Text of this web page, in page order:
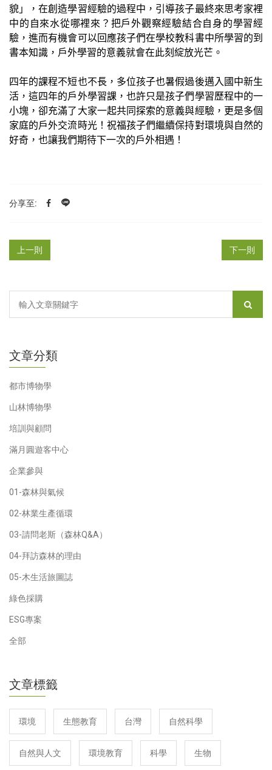
貌」，在創造學習經驗的過程中，引導孩子最終來思考家裡
中的自來水從哪裡來？把戶外觀察經驗結合自身的學習經
驗，進而有機會可以回應孩子們在學校教科書中所學習的到
書本知識，戶外學習的意義就會在此刻綻放光芒。
四年的課程不短也不長，多位孩子也暑假過後邁入國中新生
活，這四年的戶外學習課，也許只是孩子們學習歷程中的一
小塊，卻充滿了大家一起共同探索的意義與經驗，更是多個
家庭的戶外交流時光！祝福孩子們繼續保持對環境與自然的
好奇，也讓我們期待下一次的戶外相遇！
分享至:
上一則 下一則
文章分類
都市博物學
山林博物學
培訓與顧問
滿月圓遊客中心
企業參與
01-森林與氣候
02-林業生產循環
03-請問老斯（森林Q&A）
04-拜訪森林的理由
05-木生活旅圖誌
綠色採購
ESG專案
全部
文章標籤
環境 生態教育 台灣 自然科學
自然與人文 環境教育 科學 生物